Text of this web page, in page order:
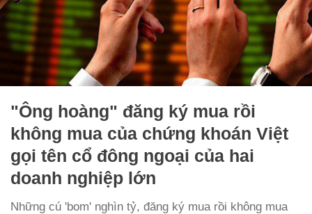
"Ông hoàng" đăng ký mua rồi
không mua của chứng khoán Việt
gọi tên cổ đông ngoại của hai
doanh nghiệp lớn
Những cú 'bom' nghìn tỷ, đăng ký mua rồi không mua